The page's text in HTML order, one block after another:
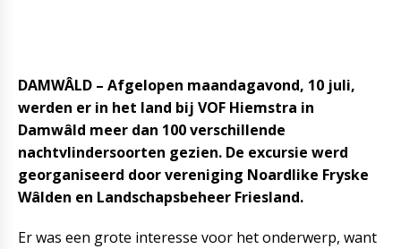
DAMWÂLD – Afgelopen maandagavond, 10 juli,
werden er in het land bij VOF Hiemstra in
Damwâld meer dan 100 verschillende
nachtvlindersoorten gezien. De excursie werd
georganiseerd door vereniging Noardlike Fryske
Wâlden en Landschapsbeheer Friesland.
Er was een grote interesse voor het onderwerp, want